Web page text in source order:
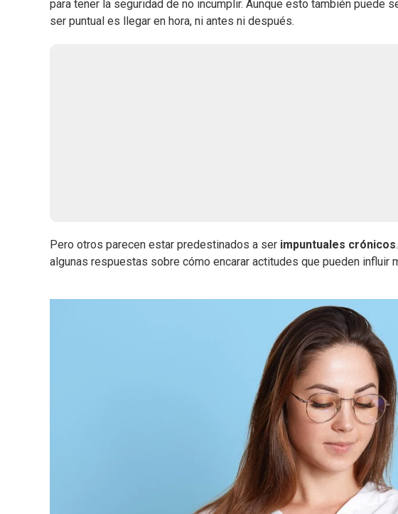
para tener la seguridad de no incumplir. Aunque esto también puede
ser puntual es llegar en hora, ni antes ni después.
Pero otros parecen estar predestinados a ser impuntuales crónicos
algunas respuestas sobre cómo encarar actitudes que pueden influir